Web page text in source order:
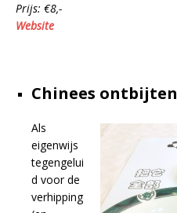
Prijs: €8,-
Website
Chinees
Als
eigenwijs
tegengelui
d voor de
verhipping